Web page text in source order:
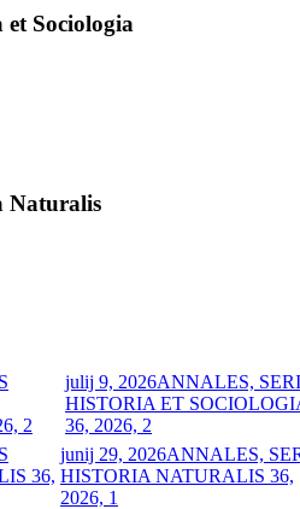
et Sociologia
Naturalis
julij 9, 2026ANNALES,
HISTORIA ET
36, 2026, 2
junij 29, 2026ANNALES,
HISTORIA NATURALIS 36,
2026, 1